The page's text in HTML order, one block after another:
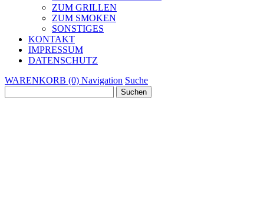
ZUM GRILLEN
ZUM SMOKEN
SONSTIGES
KONTAKT
IMPRESSUM
DATENSCHUTZ
WARENKORB (0) Navigation Suche
nach: